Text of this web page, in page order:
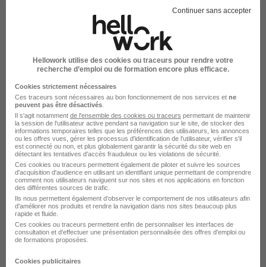
Encadrant Technique H/F
Association de Prefiguration Regie de te
Saint-Laurent-du-Maroni - 973
Cette offre n’est plus disponible depuis le 29/07/26
Encadrant Technique H/F
Association de Prefiguration Regie de te
Saint-Laurent-du-Maroni - 973
Cette offre n’est plus disponible depuis le 29/07/26
Continuer sans accepter
Hellowork utilise des cookies ou traceurs pour rendre votre
recherche d’emploi ou de formation encore plus efficace.
Cookies strictement nécessaires
Ces traceurs sont nécessaires au bon fonctionnement de nos services et ne
peuvent pas être désactivés
Il s'agit notamment de l'ensemble des cookies ou traceurs permettant de maintenir
la session de l'utilisateur active pendant sa navigation sur le site, de stocker des
informations temporaires telles que les préférences des utilisateurs, les annonces
ou les offres vues, gérer les processus d'identification de l'utilisateur, vérifier s'il
est connecté ou non, et plus globalement garantir la sécurité du site web en
détectant les tentatives d'accès frauduleux ou les violations de sécurité.
Ces cookies ou traceurs permettent également de piloter et suivre les sources
d'acquisition d'audience en utilisant un identifiant unique permettant de comprendre
comment nos utilisateurs naviguent sur nos sites et nos applications en fonction
des différentes sources de trafic.
Ils nous permettent également d’observer le comportement de nos utilisateurs afin
d'améliorer nos produits et rendre la navigation dans nos sites beaucoup plus
rapide et fluide.
Ces cookies ou traceurs permettent enfin de personnaliser les interfaces de
consultation et d'effectuer une présentation personnalisée des offres d'emploi ou
de formations proposées.
Cookies publicitaires